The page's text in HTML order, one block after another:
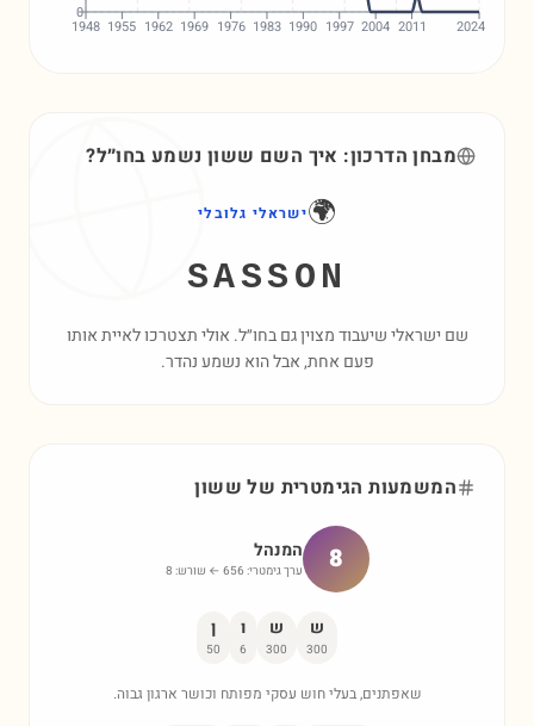
1948 1955 1962 1969 1976 1983 1990 1997 2004 2011 2024
0
מבחן הדרכון: איך השם ששון נשמע בחו״ל?
🌍ישראלי גלובלי
SASSON
שם ישראלי שיעבוד מצוין גם בחו״ל. אולי תצטרכו לאיית אותו
פעם אחת, אבל הוא נשמע נהדר.
המשמעות הגימטרית של ששון
8 המנהל
ערך גימטרי: 656 ← שורש: 8
ש
300
ש
300
ו
6
ן
50
שאפתנים, בעלי חוש עסקי מפותח וכושר ארגון גבוה.